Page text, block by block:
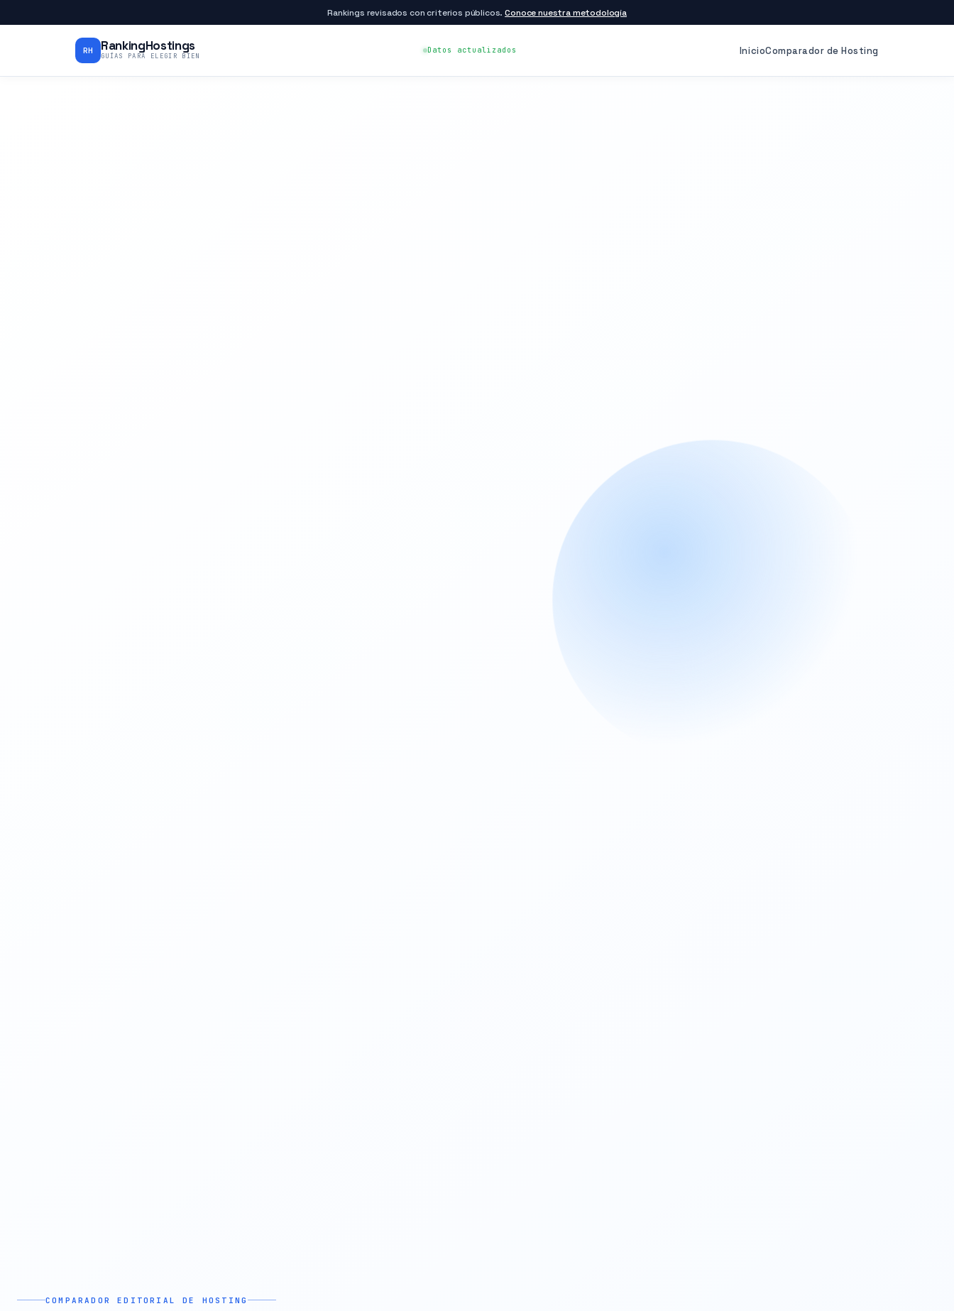
Rankings revisados con criterios públicos.Conoce nuestra metodología
RH RankingHostings
GUÍAS PARA ELEGIR BIEN
Datos actualizados InicioComparador de Hosting
COMPARADOR EDITORIAL DE HOSTING